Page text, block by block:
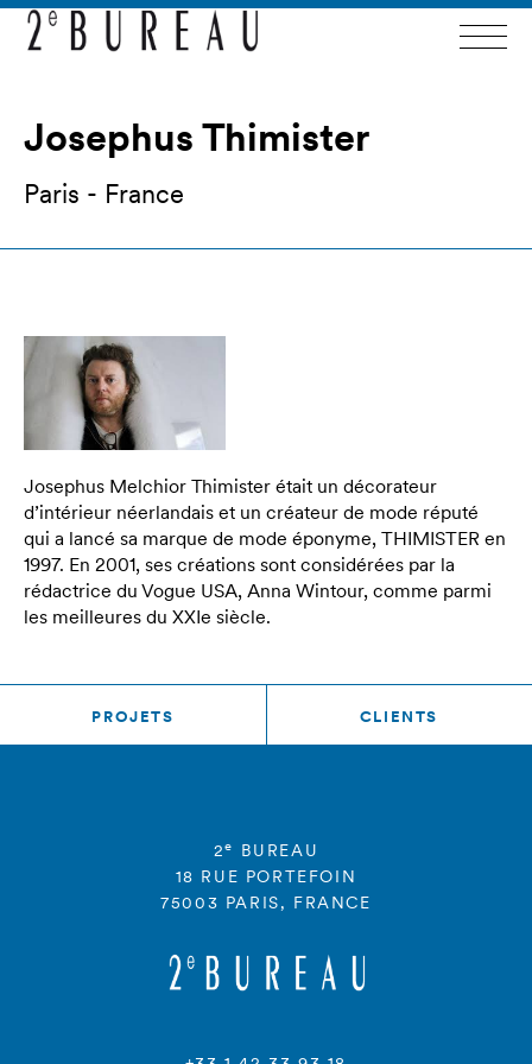
Josephus Thimister
Paris - France
Josephus Melchior Thimister était un décorateur
d’intérieur néerlandais et un créateur de mode réputé
qui a lancé sa marque de mode éponyme, THIMISTER en
1997. En 2001, ses créations sont considérées par la
rédactrice du Vogue USA, Anna Wintour, comme parmi
les meilleures du XXIe siècle.
PROJETS CLIENTS
2e
BUREAU
18 RUE PORTEFOIN
75003 PARIS, FRANCE